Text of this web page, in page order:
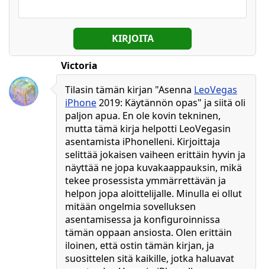
KIRJOITA
Victoria
Tilasin tämän kirjan "Asenna LeoVegas
iPhone2019: Käytännön opas" ja siitä oli
paljon apua. En ole kovin tekninen,
mutta tämä kirja helpotti LeoVegasin
asentamista iPhonelleni. Kirjoittaja
selittää jokaisen vaiheen erittäin hyvin ja
näyttää ne jopa kuvakaappauksin, mikä
tekee prosessista ymmärrettävän ja
helpon jopa aloittelijalle. Minulla ei ollut
mitään ongelmia sovelluksen
asentamisessa ja konfiguroinnissa
tämän oppaan ansiosta. Olen erittäin
iloinen, että ostin tämän kirjan, ja
suosittelen sitä kaikille, jotka haluavat